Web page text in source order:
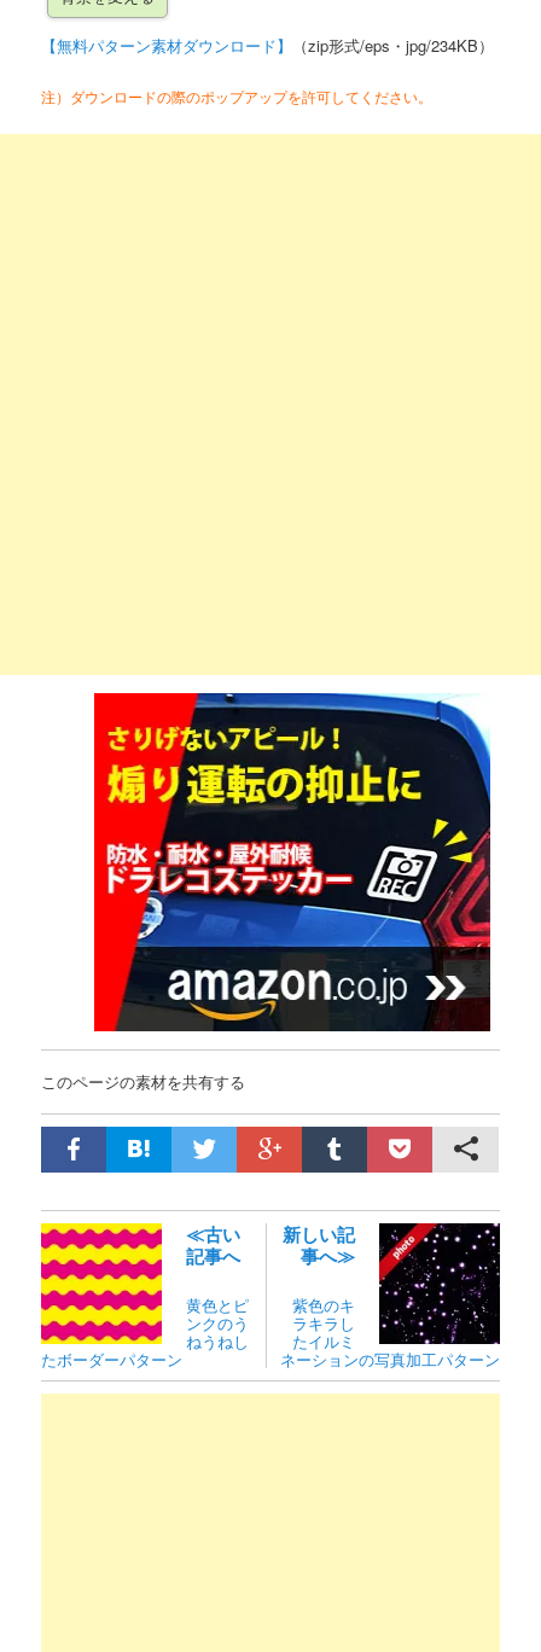
【無料パターン素材ダウンロード】 （zip形式/eps・jpg/234KB）
注）ダウンロードの際のポップアップを許可してください。
このページの素材を共有する
≪古い
記事へ
黄色とピ
ンクのう
ねうねし
たボーダーパターン
新しい記
事へ≫
紫色のキ
ラキラし
たイルミ
ネーションの写真加工パターン